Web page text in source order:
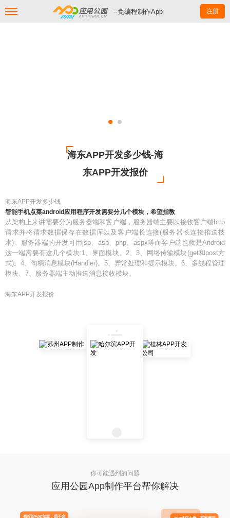
--免编程制作App 注册
海东APP开发多少钱-海
东APP开发报价
海东APP开发多少钱
智能手机点菜android应用程序开发需要分几个模块，希望指教
从架构上来讲需要分为服务器端和客户端，服务器端主要以接收客户端http
请求并将请求数据保存在数据库以及客户端长连接(服务器长连接推送技
术)。服务器端的开发可用jsp、asp、php、aspx等而客户端也就是Android
这一端需要有这几个模块:1、界面模块。2、3、网络传输模块(get和post方
式)。4、句柄消息模块(Handler)。5、异常处理和提示模块。6、多线程管理
模块、7、服务器端主动推送消息接收模块。
海东APP开发报价
你可能遇到的问题
应用公园App制作平台帮你解决